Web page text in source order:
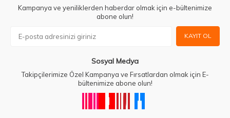
Kampanya ve yeniliklerden haberdar olmak için e-bültenimize
abone olun!
KAYIT OL
Sosyal Medya
Takipçilerimize Özel Kampanya ve Fırsatlardan olmak için E-
bültenimize abone olun!